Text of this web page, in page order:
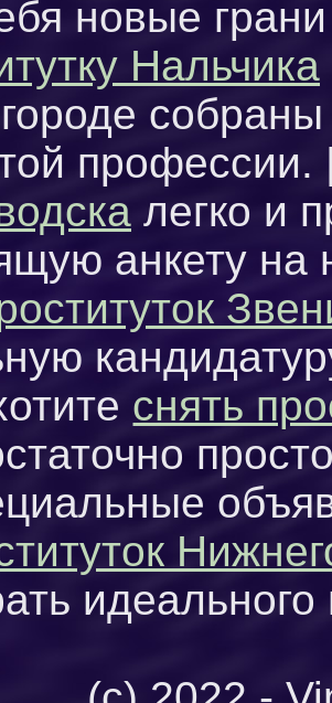
новые
Нальчика
легко и
анкету
снять